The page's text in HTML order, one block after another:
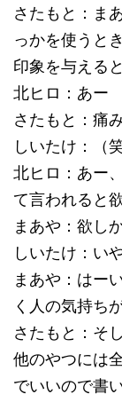
さたもと：ま
っかを使うと
印象を与えると
北ヒロ：あー
さたもと：痛
しいたけ：（笑
北ヒロ：あー
て言われると
まあや：欲し
しいたけ：い
まあや：はー
く人の気持ち
さたもと：そ
他のやつには
でいいので書